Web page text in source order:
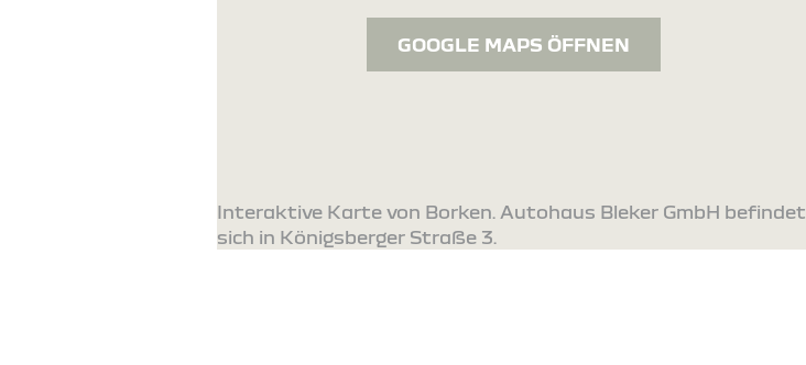
GOOGLE MAPS ÖFFNEN
Interaktive Karte von Borken. Autohaus Bleker GmbH befindet
sich in Königsberger Straße 3.